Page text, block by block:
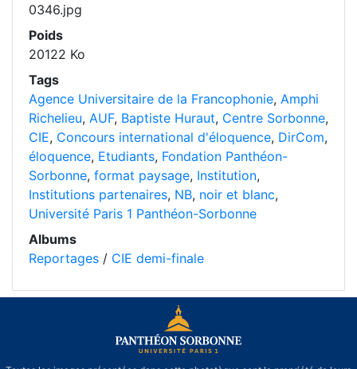
0346.jpg
Poids
20122 Ko
Tags
Agence Universitaire de la Francophonie, Amphi
Richelieu, AUF, Baptiste Huraut, Centre Sorbonne,
CIE, Concours international d'éloquence, DirCom,
éloquence, Etudiants, Fondation Panthéon-
Sorbonne, format paysage, Institution,
Institutions partenaires, NB, noir et blanc,
Université Paris 1 Panthéon-Sorbonne
Albums
Reportages / CIE demi-finale